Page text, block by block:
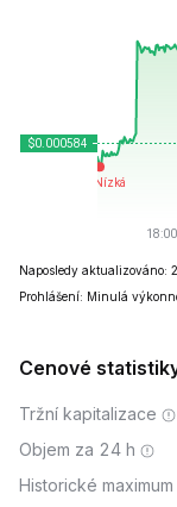
Naposledy
Prohlášení: Minulá
Cenové
Tržní kapitalizace
Objem za 24 h
Historické maximum